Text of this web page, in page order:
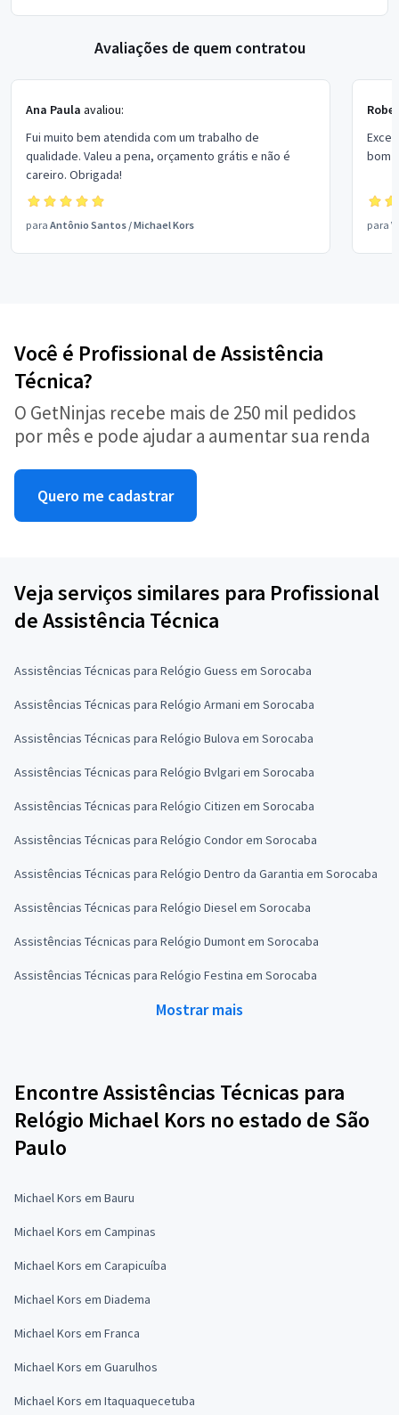
Avaliações de quem contratou
Ana Paula avaliou:
Fui muito bem atendida com um trabalho de
qualidade. Valeu a pena, orçamento grátis e não é
careiro. Obrigada!
para Antônio Santos /Michael Kors
bom
para
Você é Profissional de Assistência
Técnica?
O GetNinjas recebe mais de 250 mil pedidos
por mês e pode ajudar a aumentar sua renda
Quero me cadastrar
Veja serviços similares para Profissional
de Assistência Técnica
Assistências Técnicas para Relógio Guess em Sorocaba
Assistências Técnicas para Relógio Armani em Sorocaba
Assistências Técnicas para Relógio Bulova em Sorocaba
Assistências Técnicas para Relógio Bvlgari em Sorocaba
Assistências Técnicas para Relógio Citizen em Sorocaba
Assistências Técnicas para Relógio Condor em Sorocaba
Assistências Técnicas para Relógio Dentro da Garantia em Sorocaba
Assistências Técnicas para Relógio Diesel em Sorocaba
Assistências Técnicas para Relógio Dumont em Sorocaba
Assistências Técnicas para Relógio Festina em Sorocaba
Mostrar mais
Encontre Assistências Técnicas para
Relógio Michael Kors no estado de São
Paulo
Michael Kors em Bauru
Michael Kors em Campinas
Michael Kors em Carapicuíba
Michael Kors em Diadema
Michael Kors em Franca
Michael Kors em Guarulhos
Michael Kors em Itaquaquecetuba